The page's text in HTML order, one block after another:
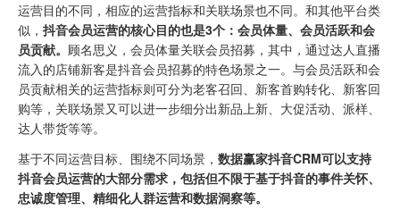
运营目的不同，相应的运营指标和关联场景也不同。和其他平台类
似， 抖音会员运营的核心目的也是3个：会员体量、会员活跃和会
员贡献。 顾名思义，会员体量关联会员招募，其中，通过达人直播
流入的店铺新客是抖音会员招募的特色场景之一。与会员活跃和会
员贡献相关的运营指标则可分为老客召回、新客首购转化、新客回
购等，关联场景又可以进一步细分出新品上新、大促活动、派样、
达人带货等等。
基于不同运营目标、围绕不同场景， 数据赢家抖音CRM可以支持
抖音会员运营的大部分需求，包括但不限于基于抖音的事件关怀、
忠诚度管理、精细化人群运营和数据洞察等。